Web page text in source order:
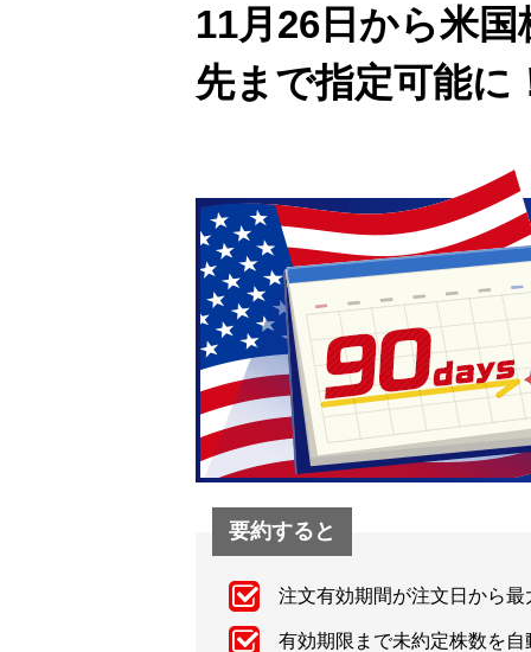
11月26日から米
先まで指定可能に
要約すると
注文有効期間が注文日から
有効期限まで未約定株数を